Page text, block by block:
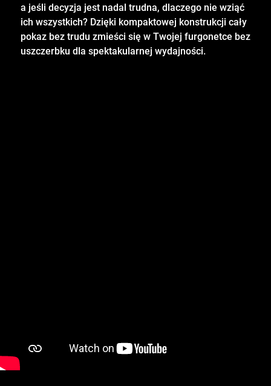
a jeśli decyzja jest nadal trudna, dlaczego nie wziąć
ich wszystkich? Dzięki kompaktowej konstrukcji cały
pokaz bez trudu zmieści się w Twojej furgonetce bez
uszczerbku dla spektakularnej wydajności.